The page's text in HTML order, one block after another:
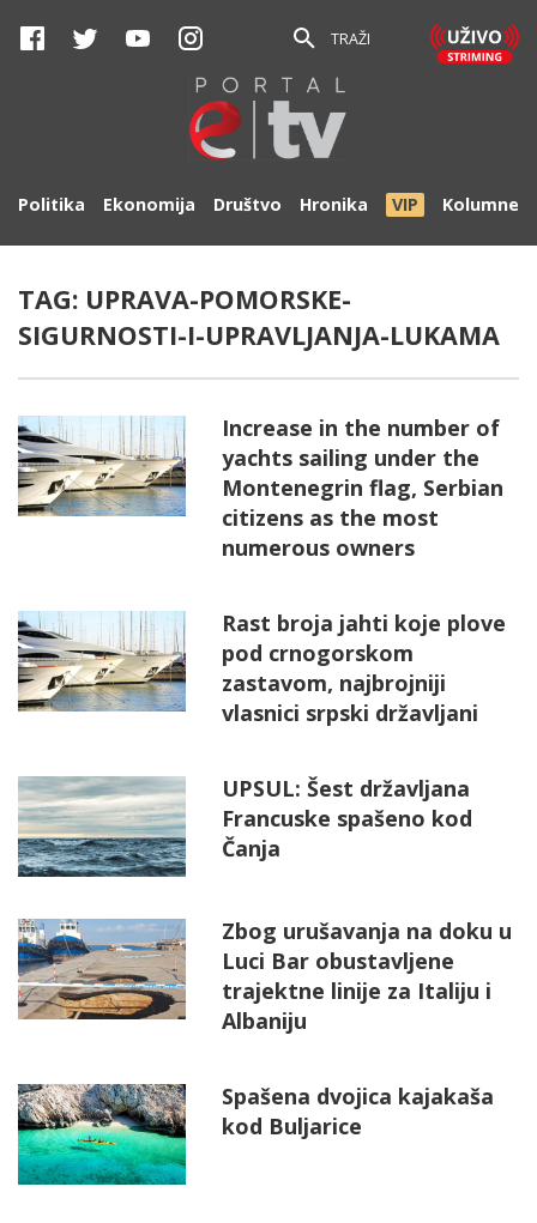
TRAŽI
Politika Ekonomija Društvo Hronika VIP Kolumne
TAG: UPRAVA-POMORSKE-
SIGURNOSTI-I-UPRAVLJANJA-LUKAMA
Increase in the number of
yachts sailing under the
Montenegrin flag, Serbian
citizens as the most
numerous owners
Rast broja jahti koje plove
pod crnogorskom
zastavom, najbrojniji
vlasnici srpski državljani
UPSUL: Šest državljana
Francuske spašeno kod
Čanja
Zbog urušavanja na doku u
Luci Bar obustavljene
trajektne linije za Italiju i
Albaniju
Spašena dvojica kajakaša
kod Buljarice